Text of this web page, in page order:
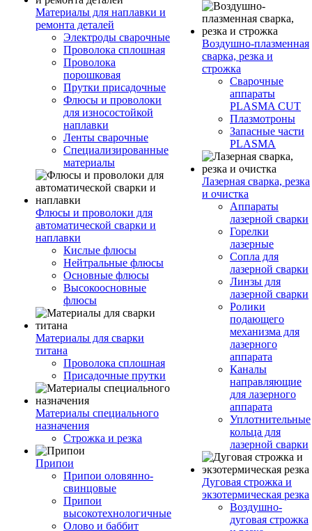
Материалы для наплавки и
ремонта деталей
Электроды сварочные
Проволока сплошная
Проволока
порошковая
Прутки присадочные
Флюсы и проволоки
для износостойкой
наплавки
Ленты сварочные
Специализированные
материалы
Флюсы и проволоки для
автоматической сварки и
наплавки
Кислые флюсы
Нейтральные флюсы
Основные флюсы
Высокоосновные
флюсы
Материалы для сварки
титана
Проволока сплошная
Присадочные прутки
Материалы специального
назначения
Строжка и резка
Припои
Припои оловянно-
свинцовые
Припои
высокотехнологичные
Олово и баббит
Воздушно-плазменная
сварка, резка и
строжка
Сварочные
аппараты
PLASMA CUT
Плазмотроны
Запасные части
PLASMA
Лазерная сварка, резка
и очистка
Аппараты
лазерной сварки
Горелки
лазерные
Сопла для
лазерной сварки
Линзы для
лазерной сварки
Ролики
подающего
механизма для
лазерного
аппарата
Каналы
направляющие
для лазерного
аппарата
Уплотнительные
кольца для
лазерной сварки
Дуговая строжка и
экзотермическая резка
Воздушно-
дуговая строжка